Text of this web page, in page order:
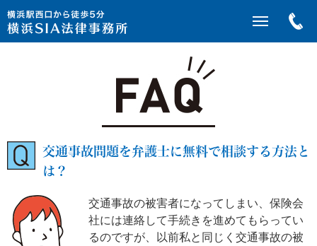
交通事故問題を弁護士に無料で相談する方法と
は？
交通事故の被害者になってしまい、保険会
社には連絡して手続きを進めてもらってい
るのですが、以前私と同じく交通事故の被